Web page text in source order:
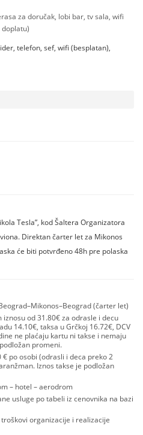
za doručak, lobi bar, tv sala, wifi
telefon, sef, wifi (besplatan),
Tesla”, kod Šaltera Organizatora
Direktan čarter let za Mikonos
će biti potvrđeno 48h pre polaska
(čarter let)
od 31.80€ za odrasle i decu
14.10€, taksa u Grčkoj 16.72€, DCV
ne plaćaju kartu ni takse i nemaju
promeni.
po osobi (odrasli i deca preko 2
Iznos takse je podložan
– hotel – aerodrom
usluge po tabeli iz cenovnika na bazi
organizacije i realizacije